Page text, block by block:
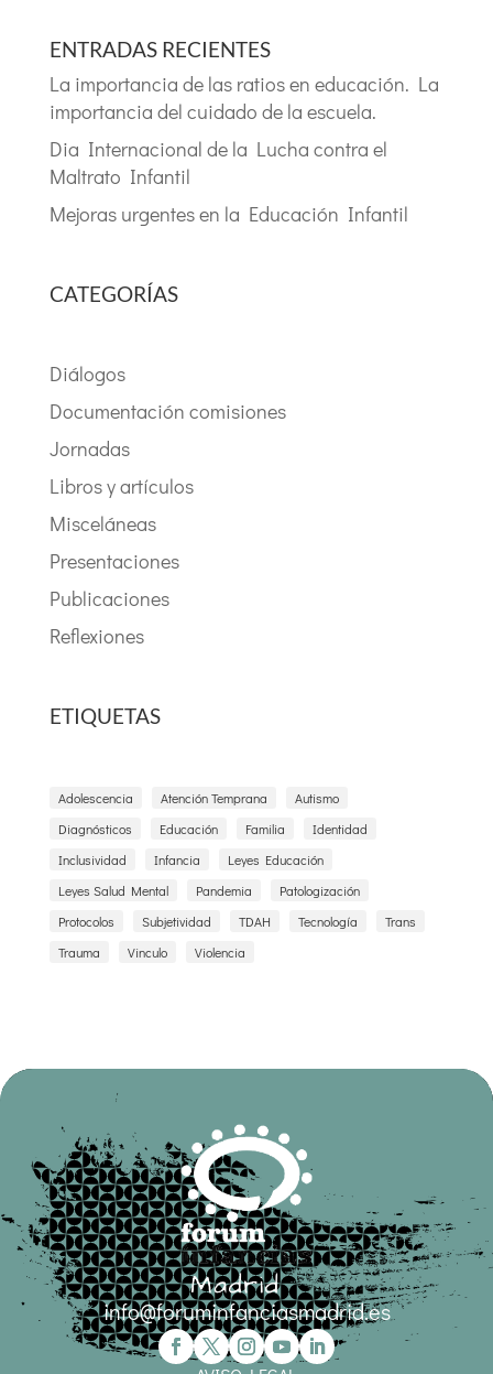
ENTRADAS RECIENTES
La importancia de las ratios en educación. La
importancia del cuidado de la escuela.
Dia Internacional de la Lucha contra el
Maltrato Infantil
Mejoras urgentes en la Educación Infantil
CATEGORÍAS
Diálogos
Documentación comisiones
Jornadas
Libros y artículos
Misceláneas
Presentaciones
Publicaciones
Reflexiones
ETIQUETAS
Adolescencia Atención Temprana
Autismo
Diagnósticos
Educación Familia
Identidad
Inclusividad
Infancia
Leyes Educación
Leyes Salud Mental
Pandemia
Patologización
Protocolos
Subjetividad TDAH Tecnología
Trans
Trauma
Vinculo Violencia
info@foruminfanciasmadrid.es